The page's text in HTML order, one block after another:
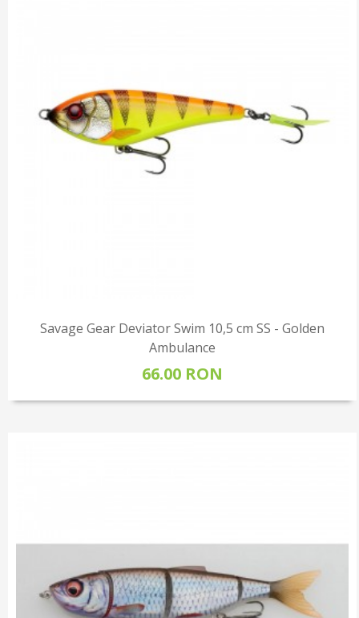
Savage Gear Deviator Swim 10,5 cm SS - Golden
Ambulance
66.00 RON